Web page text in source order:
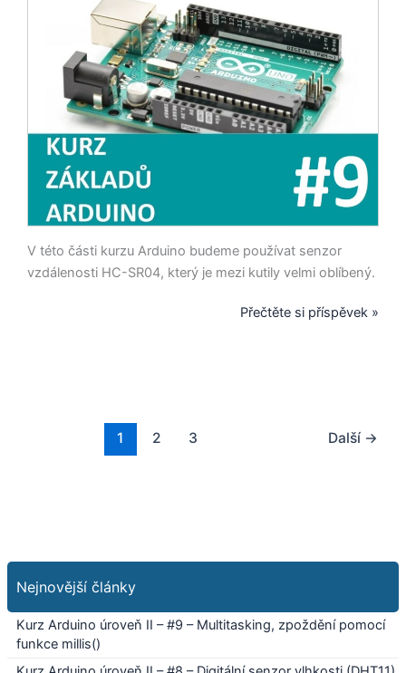
V této části kurzu Arduino budeme používat senzor
vzdálenosti HC-SR04, který je mezi kutily velmi oblíbený.
SR04
Distanční
senzor,
funkce
Přečtěte si příspěvek »
1 2 3 Další →
Nejnovější články
Kurz Arduino úroveň II – #9 – Multitasking, zpoždění pomocí
funkce millis()